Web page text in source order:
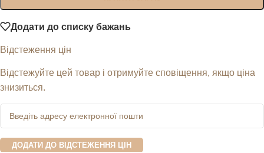
Додати до списку бажань
Відстеження цін
Відстежуйте цей товар і отримуйте сповіщення, якщо ціна
знизиться.
ДОДАТИ ДО ВІДСТЕЖЕННЯ ЦІН